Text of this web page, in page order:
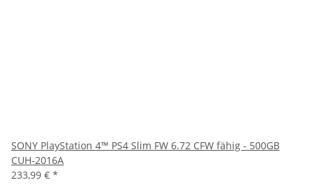
SONY PlayStation 4™ PS4 Slim FW 6.72 CFW fähig - 500GB
CUH-2016A
233,99 € *